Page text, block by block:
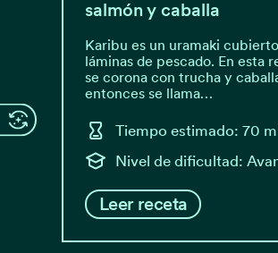
salmón y caballa
Karibu es un uramaki
láminas de pescado. En esta
se corona con trucha y
entonces se llama…
Tiempo estimado: 70
Nivel de dificultad:
Leer receta